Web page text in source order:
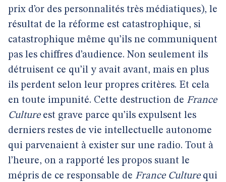
prix d’or des personnalités très médiatiques), le
résultat de la réforme est catastrophique, si
catastrophique même qu’ils ne communiquent
pas les chiffres d’audience. Non seulement ils
détruisent ce qu’il y avait avant, mais en plus
ils perdent selon leur propres critères. Et cela
en toute impunité. Cette destruction de France
Cultureest grave parce qu’ils expulsent les
derniers restes de vie intellectuelle autonome
qui parvenaient à exister sur une radio. Tout à
l’heure, on a rapporté les propos suant le
mépris de ce responsable de France Culturequi